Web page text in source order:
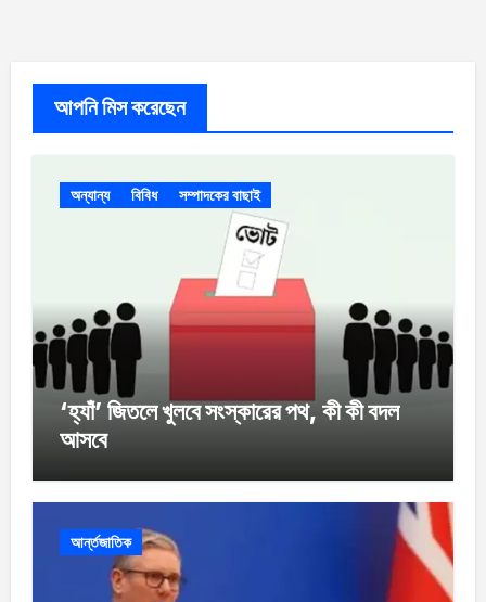
আপনি মিস করেছেন
অন্যান্য বিবিধ সম্পাদকের বাছাই
‘হ্যাঁ’ জিতলে খুলবে সংস্কারের পথ, কী কী বদল
আসবে
আর্ন্তজাতিক